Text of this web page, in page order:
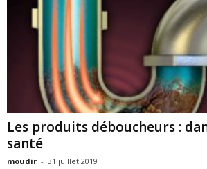
Les produits déboucheurs :
santé
moudir - 31 juillet 2019